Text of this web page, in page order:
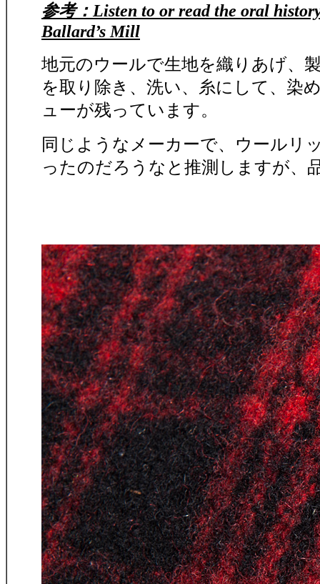
参考：Listen to or read the oral
Ballard’s Mill
地元のウールで生地を織りあげ、
を取り除き、洗い、糸にして、染
ューが残っています。
同じようなメーカーで、ウールリ
ったのだろうなと推測しますが、